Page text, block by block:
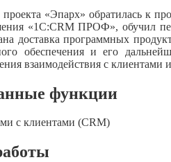
«Эпарх» обратилась к
«1С:CRM ПРОФ», обучил
доставка программных
обеспечения и его
взаимодействия с
функции
с клиентами (CRM)